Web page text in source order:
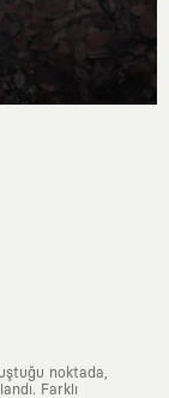
noktada,
Farklı